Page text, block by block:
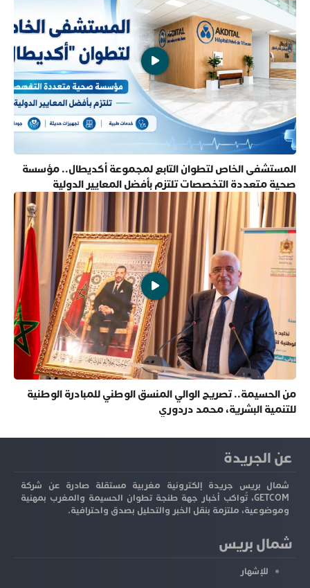
المستشفى الخاص لتطوان التابع لمجموعة أكديطال.. مؤسسة
صحية متعددة التخصصات تلتزم بأفضل المعايير الدولية
من الحسيمة.. تصريح الوالي المنسق الوطني للمبادرة الوطنية
للتنمية البشرية، محمد دردوري
عن الجريدة
شمال بريس جريدة إلكترونية مغربية مستقلة صادرة عن شركة
GETCOM، تُواكب أخبار جهة طنجة تطوان الحسيمة والمغرب بمهنية
وموضوعية، ملتزمة بنقل الخبر والتحليل بصدق واحترافية.
شمال بريس
للإشهار